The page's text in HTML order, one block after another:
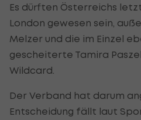
Es dürften Österreichs
London gewesen sein,
Melzer und die im Einzel
gescheiterte Tamira
Wildcard.
Der Verband hat darum
Entscheidung fällt laut